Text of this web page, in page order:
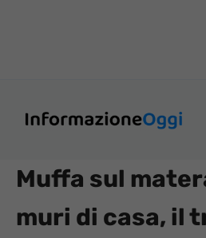
Muffa sul
muri di casa, il